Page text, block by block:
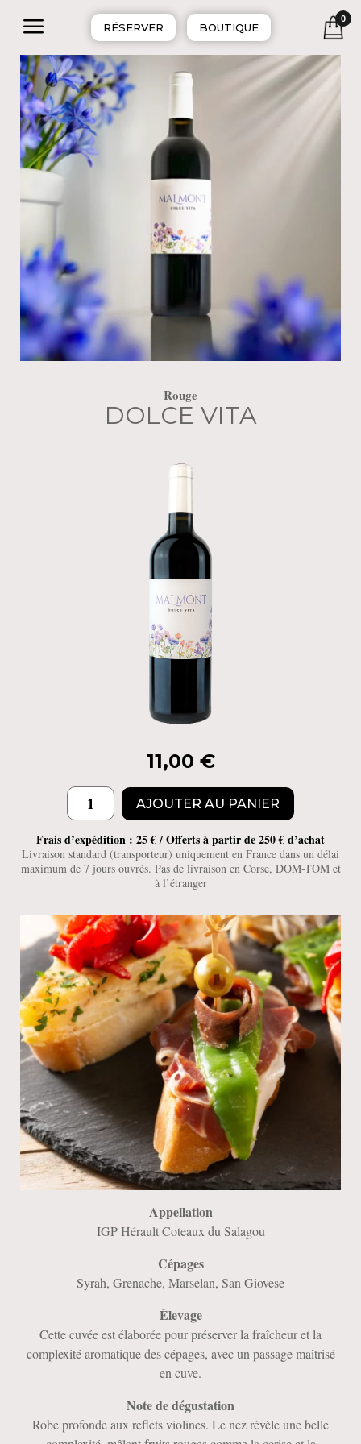
a RÉSERVER BOUTIQUE
0
Rouge
DOLCE VITA
11,00 €
quantité
de
Dolce
Vita
Rouge
AJOUTER AU PANIER
Frais d’expédition : 25 € / Offerts à partir de 250 € d’achat
Livraison standard (transporteur) uniquement en France dans un délai
maximum de 7 jours ouvrés. Pas de livraison en Corse, DOM-TOM et
à l’étranger
Appellation
IGP Hérault Coteaux du Salagou
Cépages
Syrah, Grenache, Marselan, San Giovese
Élevage
Cette cuvée est élaborée pour préserver la fraîcheur et la
complexité aromatique des cépages, avec un passage maîtrisé
en cuve.
Note de dégustation
Robe profonde aux reflets violines. Le nez révèle une belle